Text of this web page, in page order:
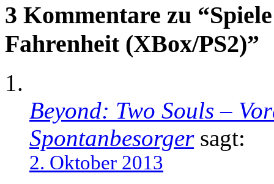
3 Kommentare zu
Fahrenheit (XBox/PS2)”
Beyond: Two Souls –
Spontanbesorgersagt:
2. Oktober 2013